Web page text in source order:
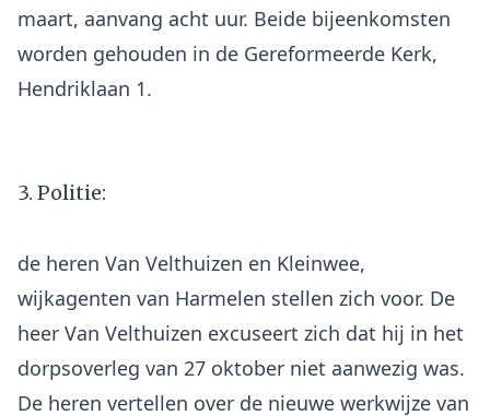
maart, aanvang acht uur. Beide bijeenkomsten
worden gehouden in de Gereformeerde Kerk,
Hendriklaan 1.
3. Politie:
de heren Van Velthuizen en Kleinwee,
wijkagenten van Harmelen stellen zich voor. De
heer Van Velthuizen excuseert zich dat hij in het
dorpsoverleg van 27 oktober niet aanwezig was.
De heren vertellen over de nieuwe werkwijze van